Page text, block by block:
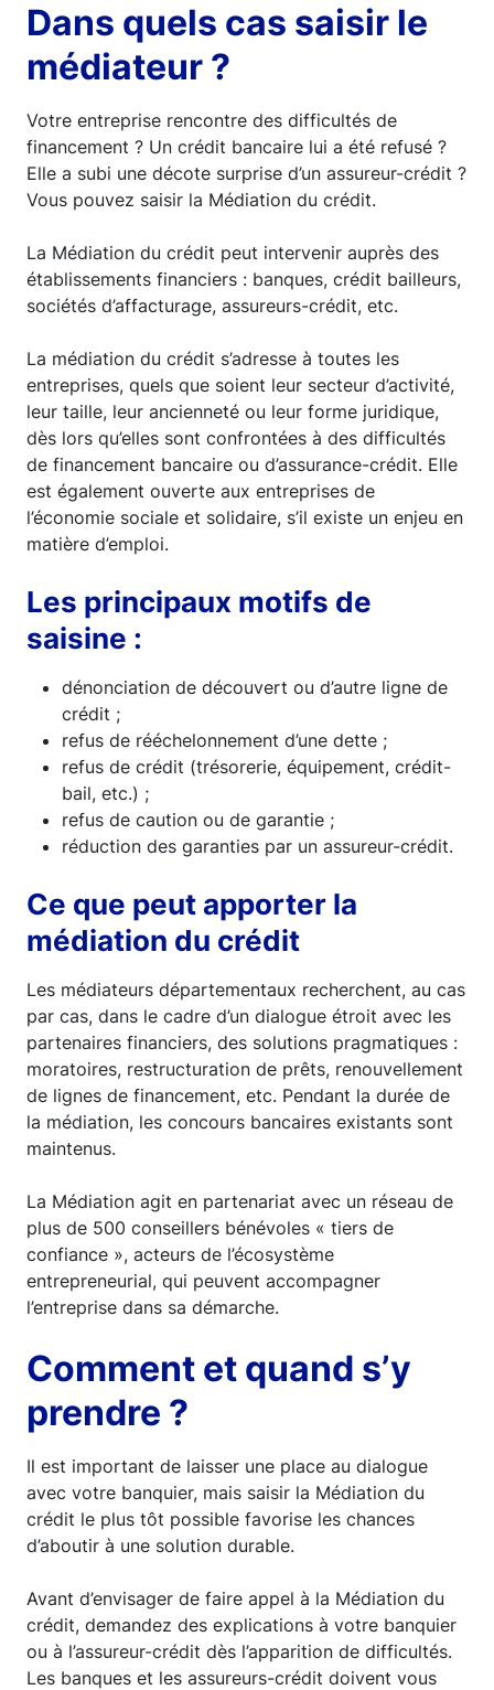
Dans quels cas saisir le
médiateur ?
Votre entreprise rencontre des difficultés de
financement ? Un crédit bancaire lui a été refusé ?
Elle a subi une décote surprise d’un assureur-crédit ?
Vous pouvez saisir la Médiation du crédit.
La Médiation du crédit peut intervenir auprès des
établissements financiers : banques, crédit bailleurs,
sociétés d’affacturage, assureurs-crédit, etc.
La médiation du crédit s’adresse à toutes les
entreprises, quels que soient leur secteur d’activité,
leur taille, leur ancienneté ou leur forme juridique,
dès lors qu’elles sont confrontées à des difficultés
de financement bancaire ou d’assurance-crédit. Elle
est également ouverte aux entreprises de
l’économie sociale et solidaire, s’il existe un enjeu en
matière d’emploi.
Les principaux motifs de
saisine :
dénonciation de découvert ou d’autre ligne de
crédit ;
refus de rééchelonnement d’une dette ;
refus de crédit (trésorerie, équipement, crédit-
bail, etc.) ;
refus de caution ou de garantie ;
réduction des garanties par un assureur-crédit.
Ce que peut apporter la
médiation du crédit
Les médiateurs départementaux recherchent, au cas
par cas, dans le cadre d’un dialogue étroit avec les
partenaires financiers, des solutions pragmatiques :
moratoires, restructuration de prêts, renouvellement
de lignes de financement, etc. Pendant la durée de
la médiation, les concours bancaires existants sont
maintenus.
La Médiation agit en partenariat avec un réseau de
plus de 500 conseillers bénévoles « tiers de
confiance », acteurs de l’écosystème
entrepreneurial, qui peuvent accompagner
l’entreprise dans sa démarche.
Comment et quand s’y
prendre ?
Il est important de laisser une place au dialogue
avec votre banquier, mais saisir la Médiation du
crédit le plus tôt possible favorise les chances
d’aboutir à une solution durable.
Avant d’envisager de faire appel à la Médiation du
crédit, demandez des explications à votre banquier
ou à l’assureur-crédit dès l’apparition de difficultés.
Les banques et les assureurs-crédit doivent vous